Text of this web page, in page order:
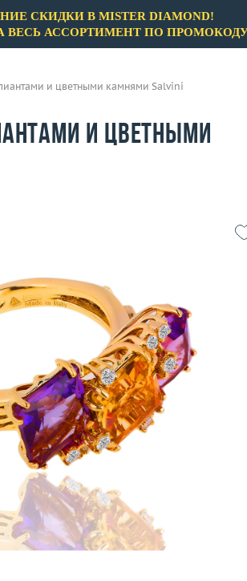
СКИДКИ В MISTER DIAMOND!
ВЕСЬ АССОРТИМЕНТ ПО
и цветными камнями Salvini
и цветными